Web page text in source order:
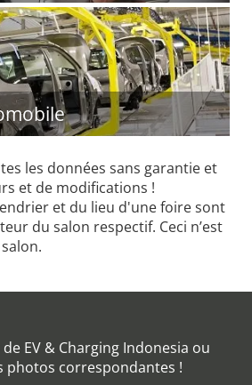
les données sans garantie et
et de modifications !
et du lieu d'une foire sont
du salon respectif. Ceci n’est
EV & Charging Indonesia ou
photos correspondantes !